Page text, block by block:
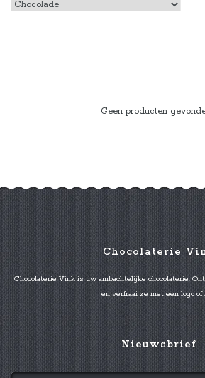
Geen producten
Chocolaterie
Chocolaterie Vink is uw ambachtelijke chocolaterie.
en verfraai ze met een logo of
Nieuwsbrief